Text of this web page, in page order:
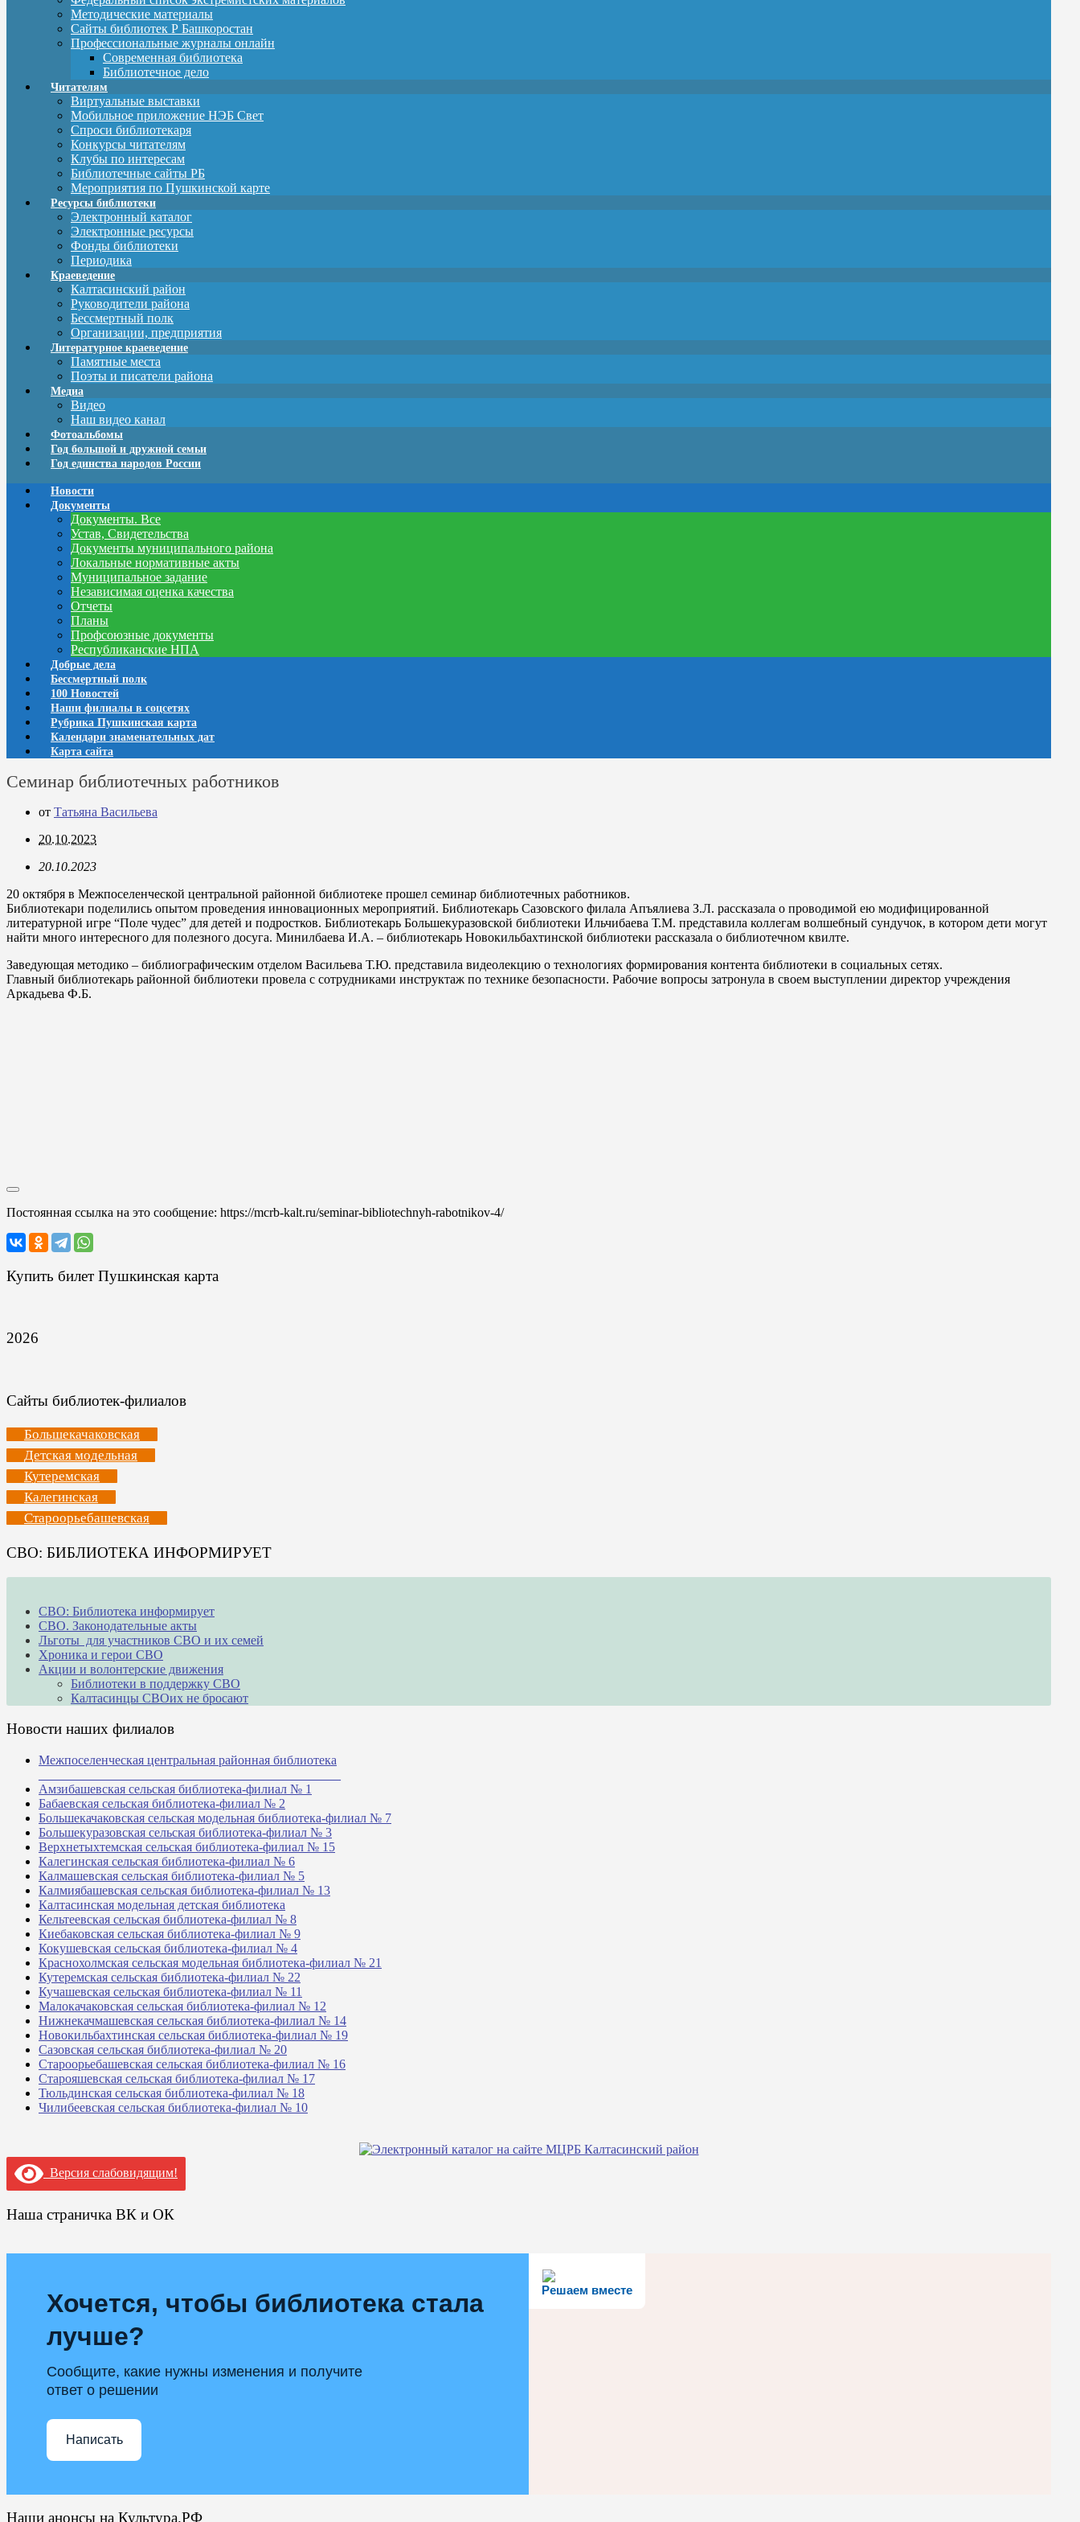
Методические материалы
Сайты библиотек Р Башкоростан
Профессиональные журналы онлайн
Современная библиотека
Библиотечное дело
Читателям
Виртуальные выставки
Мобильное приложение НЭБ Свет
Спроси библиотекаря
Конкурсы читателям
Клубы по интересам
Библиотечные сайты РБ
Мероприятия по Пушкинской карте
Ресурсы библиотеки
Электронный каталог
Электронные ресурсы
Фонды библиотеки
Периодика
Краеведение
Калтасинский район
Руководители района
Бессмертный полк
Организации, предприятия
Литературное краеведение
Памятные места
Поэты и писатели района
Медиа
Видео
Наш видео канал
Фотоальбомы
Год большой и дружной семьи
Год единства народов России
Новости
Документы
Документы. Все
Устав, Свидетельства
Документы муниципального района
Локальные нормативные акты
Муниципальное задание
Независимая оценка качества
Отчеты
Планы
Профсоюзные документы
Республиканские НПА
Добрые дела
Бессмертный полк
100 Новостей
Наши филиалы в соцсетях
Рубрика Пушкинская карта
Календари знаменательных дат
Карта сайта
Семинар библиотечных работников
от Татьяна Васильева
20.10.2023
20.10.2023
20 октября в Межпоселенческой центральной районной библиотеке прошел семинар библиотечных работников.
Библиотекари поделились опытом проведения инновационных мероприятий. Библиотекарь Сазовского филала Апъялиева З.Л. рассказала о проводимой ею модифицированной
литературной игре “Поле чудес” для детей и подростков. Библиотекарь Большекуразовской библиотеки Ильчибаева Т.М. представила коллегам волшебный сундучок, в котором дети могут
найти много интересного для полезного досуга. Минилбаева И.А. – библиотекарь Новокильбахтинской библиотеки рассказала о библиотечном квилте.
Заведующая методико – библиографическим отделом Васильева Т.Ю. представила видеолекцию о технологиях формирования контента библиотеки в социальных сетях.
Главный библиотекарь районной библиотеки провела с сотрудниками инструктаж по технике безопасности. Рабочие вопросы затронула в своем выступлении директор учреждения
Аркадьева Ф.Б.
Постоянная ссылка на это сообщение: https://mcrb-kalt.ru/seminar-bibliotechnyh-rabotnikov-4/
Купить билет Пушкинская карта
2026
Сайты библиотек-филиалов
Большекачаковская
Детская модельная
Кутеремская
Калегинская
Староорьебашевская
СВО: БИБЛИОТЕКА ИНФОРМИРУЕТ
СВО: Библиотека информирует
СВО. Законодательные акты
Льготы для участников СВО и их семей
Хроника и герои СВО
Акции и волонтерские движения
Библиотеки в поддержку СВО
Калтасинцы СВОих не бросают
Новости наших филиалов
Межпоселенческая центральная районная библиотека
Амзибашевская сельская библиотека-филиал № 1
Бабаевская сельская библиотека-филиал № 2
Большекачаковская сельская модельная библиотека-филиал № 7
Большекуразовская сельская библиотека-филиал № 3
Верхнетыхтемская сельская библиотека-филиал № 15
Калегинская сельская библиотека-филиал № 6
Калмашевская сельская библиотека-филиал № 5
Калмиябашевская сельская библиотека-филиал № 13
Калтасинская модельная детская библиотека
Кельтеевская сельская библиотека-филиал № 8
Киебаковская сельская библиотека-филиал № 9
Кокушевская сельская библиотека-филиал № 4
Краснохолмская сельская модельная библиотека-филиал № 21
Кутеремская сельская библиотека-филиал № 22
Кучашевская сельская библиотека-филиал № 11
Малокачаковская сельская библиотека-филиал № 12
Нижнекачмашевская сельская библиотека-филиал № 14
Новокильбахтинская сельская библиотека-филиал № 19
Сазовская сельская библиотека-филиал № 20
Староорьебашевская сельская библиотека-филиал № 16
Старояшевская сельская библиотека-филиал № 17
Тюльдинская сельская библиотека-филиал № 18
Чилибеевская сельская библиотека-филиал № 10
Версия слабовидящим!
Наша страничка ВК и ОК
Решаем вместе
Хочется, чтобы библиотека стала
лучше?
Сообщите, какие нужны изменения и получите
ответ о решении
Написать
Наши анонсы на Культура.РФ